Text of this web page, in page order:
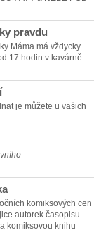
pravdu
Máma má vždycky
17 hodin v kavárně
je můžete u vašich
komiksových cen
autorek časopisu
komiksovou knihu